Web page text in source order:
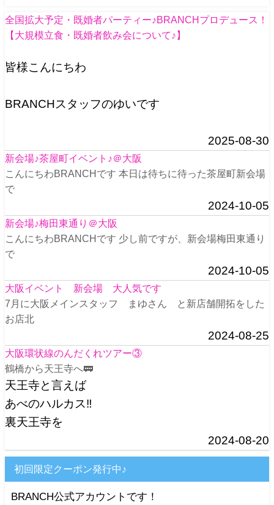
全国拡大予定・既婚者パーティー♪BRANCHプロデュース！
【大規模立食・既婚者飲み会について♪】
皆様こんにちわ
BRANCHスタッフのゆいです
2025-08-30
新会場♪茶屋町イベント♪＠大阪
こんにちわBRANCHです 本日は待ちに待った茶屋町新会場
で
2024-10-05
新会場♪梅田東通り＠大阪
こんにちわBRANCHです 少し前ですが、新会場梅田東通り
で
2024-10-05
大阪イベント 新会場 大人気です
7月に大阪メインスタッフ まゆさん と新店舗開拓をした
お店北
2024-08-25
大阪環状線のんだくれツアー③
鶴橋から天王寺へ🚃
天王寺と言えば
あべのハルカス‼️
裏天王寺を
2024-08-20
初回限定クーポン発行中♪
BRANCH公式アカウントです！